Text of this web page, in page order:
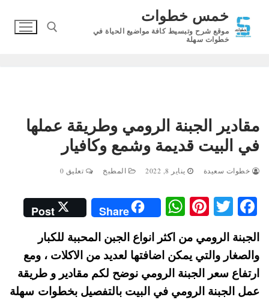
المحتوى
خمس خطوات
موقع شرح وتبسيط كافة مواضيع الحياة في
خطوات سهلة
مقادير الجبنة الرومي وطريقة عملها
في البيت قديمة وشمع وكافيار
خطوات سعيدة يناير 8, 2022 المطبخ تعليق 0
Fa
ce
bo
ok
T
tte
r
Pi
nt
er
es
t
W
ha
ts
A
pp
Share
Post
الجبنة الرومي من اكثر انواع الجبن المحببة للكبار
والصغار والتي يمكن اضافتها لعديد من الاكلات ، ومع
ارتفاع سعر الجبنة الرومي نوضح لكم مقادير و طريقة
عمل الجبنة الرومي في البيت بالتفصيل بخطوات سهلة